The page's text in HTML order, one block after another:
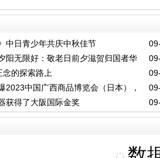
中日青少年共庆中秋佳节
阳无限好：敬老日前夕滋贺归国者华
老人院“水茎的里”进行慰问演出
念的探索路上
2023中国广西商品博览会（日本），
获得了大阪国际金奖